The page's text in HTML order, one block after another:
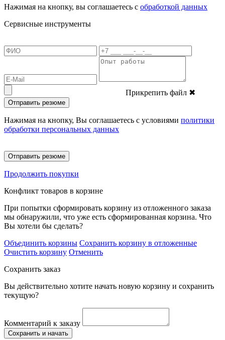
Нажимая на кнопку, вы соглашаетесь с обработкой данных
Сервисные инструменты
Прикрепить файл ✖
Отправить резюме
Нажимая на кнопку, Вы соглашаетесь с условиями политики
обработки персональных данных
Отправить резюме
Продолжить покупки
Конфликт товаров в корзине
При попытки сформировать корзину из отложенного заказа
мы обнаружили, что уже есть сформированная корзина. Что
Вы хотели бы сделать?
Объединить корзины Сохранить корзину в отложенные
Очистить корзину Отменить
Сохранить заказ
Вы действительно хотите начать новую корзину и сохранить
текущую?
Комментарий к заказу
Сохранить и начать